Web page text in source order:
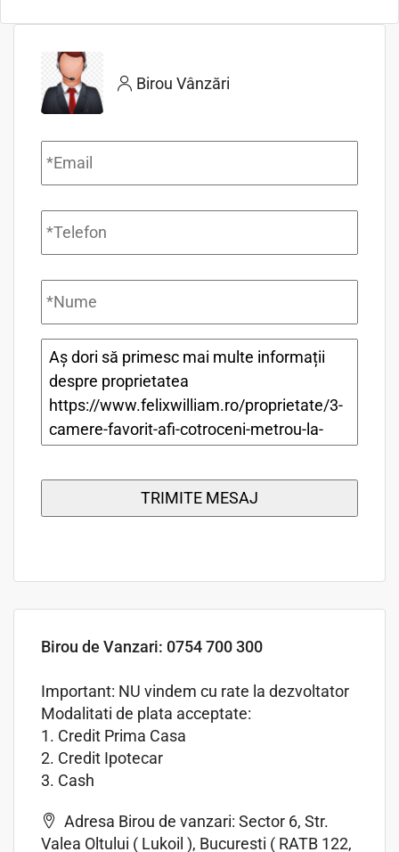
Birou Vânzări
Email *
Telefon *
Nume *
Mesaj *
Birou de Vanzari: 0754 700 300
Important: NU vindem cu rate la dezvoltator
Modalitati de plata acceptate:
1. Credit Prima Casa
2. Credit Ipotecar
3. Cash
Adresa Birou de vanzari: Sector 6, Str.
Valea Oltului ( Lukoil ), Bucuresti ( RATB 122,